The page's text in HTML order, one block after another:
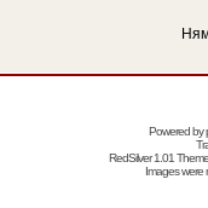
Powered by
RedSilver 1.01
Images were